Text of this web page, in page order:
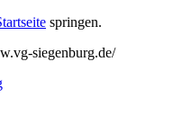
springen.
siegenburg.de/